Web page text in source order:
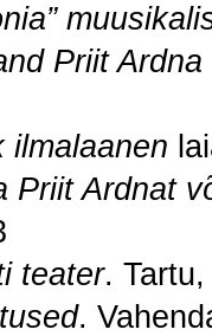
Priit
ilmalaanen
Priit Ardnat
teater.
.